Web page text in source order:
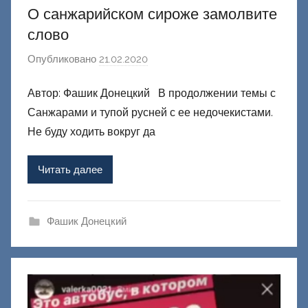
О санжарийском сироже замолвите
слово
Опубликовано 21.02.2020
т
о
р
к
Д
о
Автор: Фашик Донецкий В продолжении темы с
Санжарами и тупой русней с ее недочекистами.
Не буду ходить вокруг да
Читать далее
Фашик Донецкий